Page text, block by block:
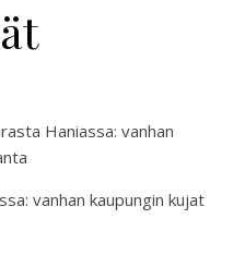
Haniassa: vanhan
vanhan kaupungin kujat